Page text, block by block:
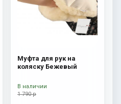
Муфта для рук на
коляску Бежевый
1 790 р
В наличии